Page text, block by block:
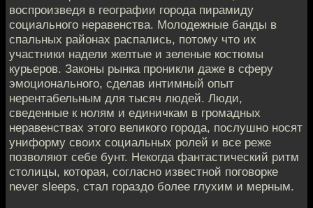
воспроизведя в географии города пирамиду
социального неравенства. Молодежные банды в
спальных районах распались, потому что их
участники надели желтые и зеленые костюмы
курьеров. Законы рынка проникли даже в сферу
эмоционального, сделав интимный опыт
нерентабельным для тысяч людей. Люди,
сведенные к нолям и единичкам в громадных
неравенствах этого великого города, послушно носят
униформу своих социальных ролей и все реже
позволяют себе бунт. Некогда фантастический ритм
столицы, которая, согласно известной поговорке
never sleeps, стал гораздо более глухим и мерным.